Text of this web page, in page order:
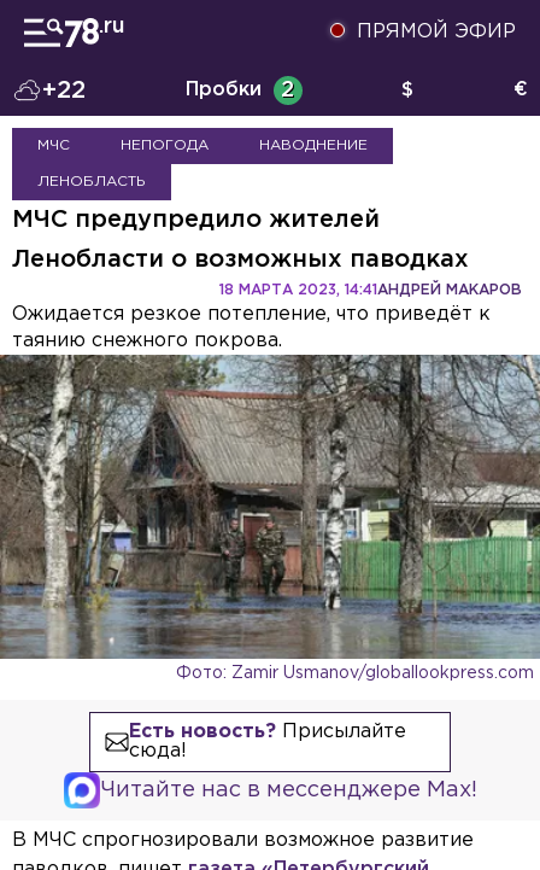
ПРЯМОЙ ЭФИР
+22 Пробки 2 $ €
МЧС НЕПОГОДА НАВОДНЕНИЕ
ЛЕНОБЛАСТЬ
МЧС предупредило жителей
Ленобласти о возможных паводках
АНДРЕЙ МАКАРОВ
18 МАРТА 2023, 14:41
Ожидается резкое потепление, что приведёт к
таянию снежного покрова.
Фото: Zamir Usmanov/globallookpress.com
Есть новость?Присылайте
сюда!
Читайте нас в мессенджере Max!
В МЧС спрогнозировали возможное развитие